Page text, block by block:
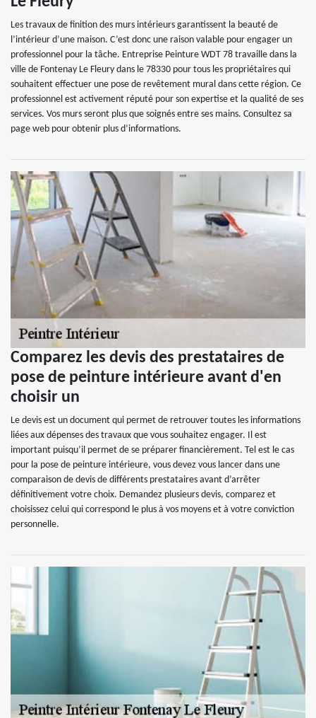
Les travaux de finition des murs intérieurs garantissent la beauté de
l’intérieur d’une maison. C’est donc une raison valable pour engager un
professionnel pour la tâche. Entreprise Peinture WDT 78 travaille dans la
ville de Fontenay Le Fleury dans le 78330 pour tous les propriétaires qui
souhaitent effectuer une pose de revêtement mural dans cette région. Ce
professionnel est activement réputé pour son expertise et la qualité de ses
services. Vos murs seront plus que soignés entre ses mains. Consultez sa
page web pour obtenir plus d’informations.
Comparez les devis des prestataires de
pose de peinture intérieure avant d'en
choisir un
Le devis est un document qui permet de retrouver toutes les informations
liées aux dépenses des travaux que vous souhaitez engager. Il est
important puisqu’il permet de se préparer financièrement. Tel est le cas
pour la pose de peinture intérieure, vous devez vous lancer dans une
comparaison de devis de différents prestataires avant d’arrêter
définitivement votre choix. Demandez plusieurs devis, comparez et
choisissez celui qui correspond le plus à vos moyens et à votre conviction
personnelle.